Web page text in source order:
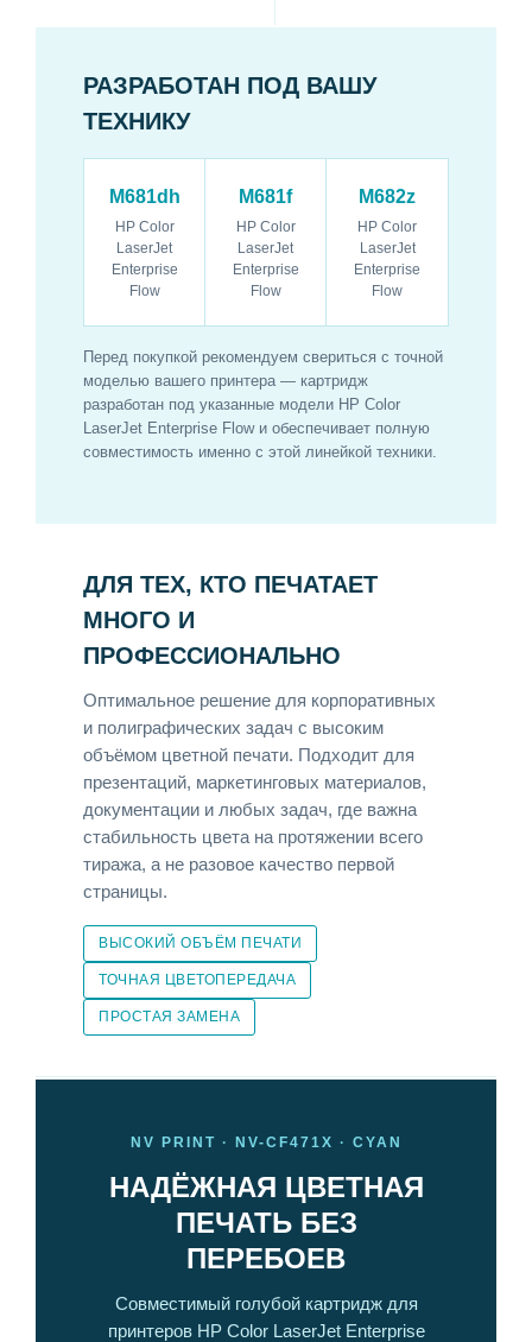
РАЗРАБОТАН ПОД ВАШУ
ТЕХНИКУ
M681dh
HP Color
LaserJet
Enterprise
Flow
M681f
HP Color
LaserJet
Enterprise
Flow
M682z
HP Color
LaserJet
Enterprise
Flow
Перед покупкой рекомендуем свериться с точной
моделью вашего принтера — картридж
разработан под указанные модели HP Color
LaserJet Enterprise Flow и обеспечивает полную
совместимость именно с этой линейкой техники.
ДЛЯ ТЕХ, КТО ПЕЧАТАЕТ
МНОГО И
ПРОФЕССИОНАЛЬНО
Оптимальное решение для корпоративных
и полиграфических задач с высоким
объёмом цветной печати. Подходит для
презентаций, маркетинговых материалов,
документации и любых задач, где важна
стабильность цвета на протяжении всего
тиража, а не разовое качество первой
страницы.
ВЫСОКИЙ ОБЪЁМ ПЕЧАТИ
ТОЧНАЯ ЦВЕТОПЕРЕДАЧА
ПРОСТАЯ ЗАМЕНА
NV PRINT · NV-CF471X · CYAN
НАДЁЖНАЯ ЦВЕТНАЯ
ПЕЧАТЬ БЕЗ
ПЕРЕБОЕВ
Совместимый голубой картридж для
принтеров HP Color LaserJet Enterprise